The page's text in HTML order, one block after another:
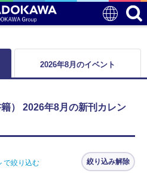
2026年8月のイベント
） 2026年8月の新刊カレン
で絞り込む 絞り込み解除